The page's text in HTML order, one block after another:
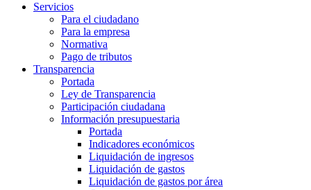
Servicios
Para el ciudadano
Para la empresa
Normativa
Pago de tributos
Transparencia
Portada
Ley de Transparencia
Participación ciudadana
Información presupuestaria
Portada
Indicadores económicos
Liquidación de ingresos
Liquidación de gastos
Liquidación de gastos por área